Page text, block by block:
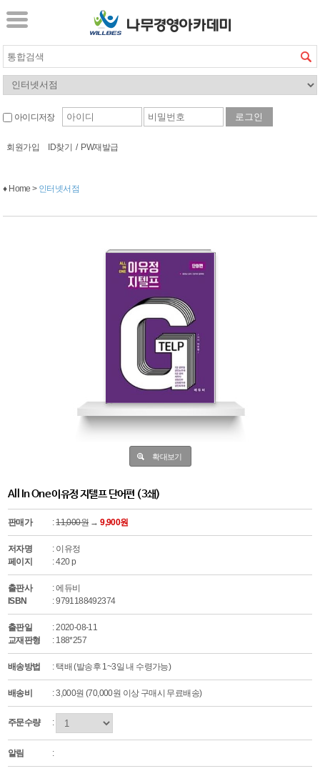
아이디저장
회원가입 ID찾기 / PW재발급
♦ Home > 인터넷서점
확대보기
All In One 이유정 지텔프 단어편 (3쇄)
판매가 :11,000원 →9,900원
저자명
: 이유정
페이지
: 420 p
출판사
: 에듀비
ISBN
: 9791188492374
출판일
: 2020-08-11
교재판형
: 188*257
배송방법 : 택배 (발송후 1~3일 내 수령가능)
배송비 : 3,000원 (70,000원 이상 구매시 무료배송)
주문수량 :
알림 :